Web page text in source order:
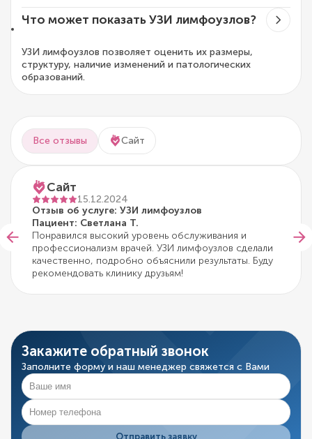
Что может показать УЗИ лимфоузлов?
УЗИ лимфоузлов позволяет оценить их размеры,
структуру, наличие изменений и патологических
образований.
Все отзывы Сайт
Сайт
15.12.2024
Отзыв об услуге: УЗИ лимфоузлов
Пациент: Светлана Т.
Понравился высокий уровень обслуживания и
профессионализм врачей. УЗИ лимфоузлов сделали
качественно, подробно объяснили результаты. Буду
рекомендовать клинику друзьям!
Закажите обратный звонок
Заполните форму и наш менеджер свяжется с Вами
Отправить заявку